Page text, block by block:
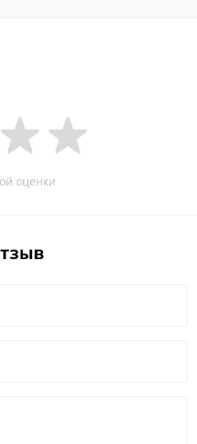
оценки